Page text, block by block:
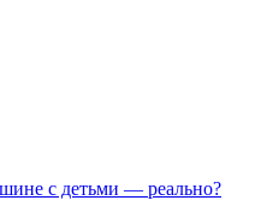
с детьми — реально?